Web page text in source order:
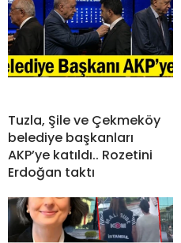
Tuzla, Şile ve Çekmeköy
belediye başkanları
AKP’ye katıldı.. Rozetini
Erdoğan taktı